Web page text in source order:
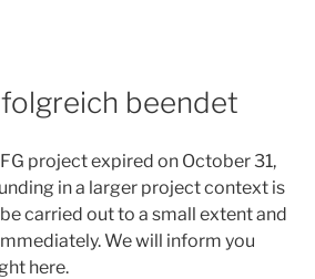
beendet
project expired on October 31,
in a larger project context is
carried out to a small extent and
We will inform you
here.